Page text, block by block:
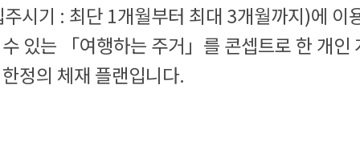
시기 : 최단 1개월부터 최대 3개월까지)에 이
있는 「여행하는 주거」를 콘셉트로 한 개인
정의 체재 플랜입니다.